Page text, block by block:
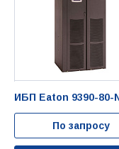
ИБП Eaton 9390-80-
По запросу